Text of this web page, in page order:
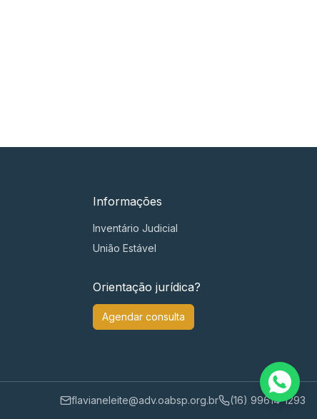
Informações
Inventário Judicial
União Estável
Orientação jurídica?
Agendar consulta
flavianeleite@adv.oabsp.org.br (16) 99614-1293